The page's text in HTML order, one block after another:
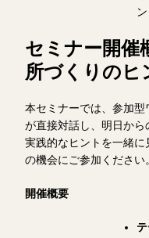
セミナー開催
所づくりのヒ
本セミナーでは、参加
が直接対話し、明日か
実践的なヒントを一緒に
の機会にご参加ください。
開催概要